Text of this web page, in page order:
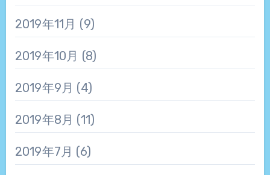
2019年11月 (9)
2019年10月 (8)
2019年9月 (4)
2019年8月 (11)
2019年7月 (6)